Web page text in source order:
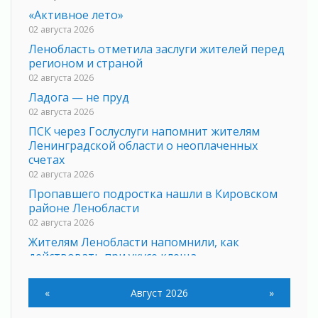
«Активное лето»
02 августа 2026
Ленобласть отметила заслуги жителей перед
регионом и страной
02 августа 2026
Ладога — не пруд
02 августа 2026
ПСК через Гослуслуги напомнит жителям
Ленинградской области о неоплаченных
счетах
02 августа 2026
Пропавшего подростка нашли в Кировском
районе Ленобласти
02 августа 2026
Жителям Ленобласти напомнили, как
действовать при укусе клеща
В Ивангороде назвали новых почетных
граждан Ленинградской области
« Август 2026 »